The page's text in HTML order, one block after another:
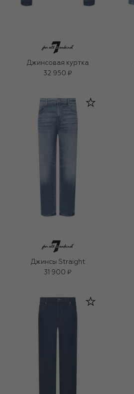
Джинсовая куртка
32 950 ₽
Джинсы Straight
31 900 ₽